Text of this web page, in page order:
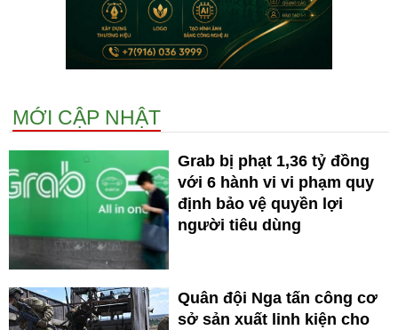
MỚI CẬP NHẬT
Grab bị phạt 1,36 tỷ đồng
với 6 hành vi vi phạm quy
định bảo vệ quyền lợi
người tiêu dùng
Quân đội Nga tấn công cơ
sở sản xuất linh kiện cho